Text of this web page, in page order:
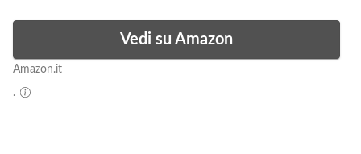
Vedi su Amazon
Amazon.it
.